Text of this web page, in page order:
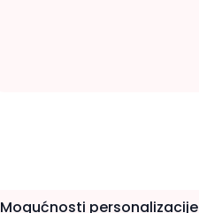
Mogućnosti personalizacije